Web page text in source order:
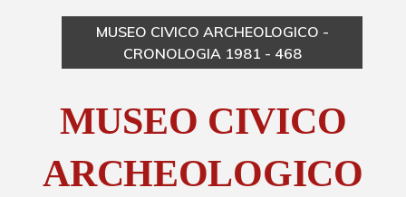
Chi è Paolo Ferrari
Contattaci
MUSEO CIVICO ARCHEOLOGICO -
CRONOLOGIA 1981 - 468
MUSEO CIVICO
ARCHEOLOGICO